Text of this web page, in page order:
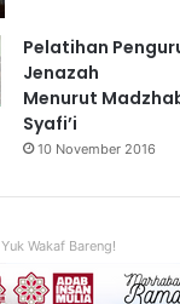
Pelatihan
Jenazah
Menurut
Syafi’i
10 November 2016
Yuk Wakaf Bareng!